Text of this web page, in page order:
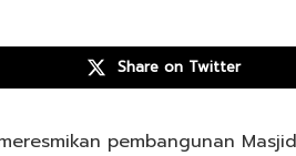
Share on Twitter
pembangunan